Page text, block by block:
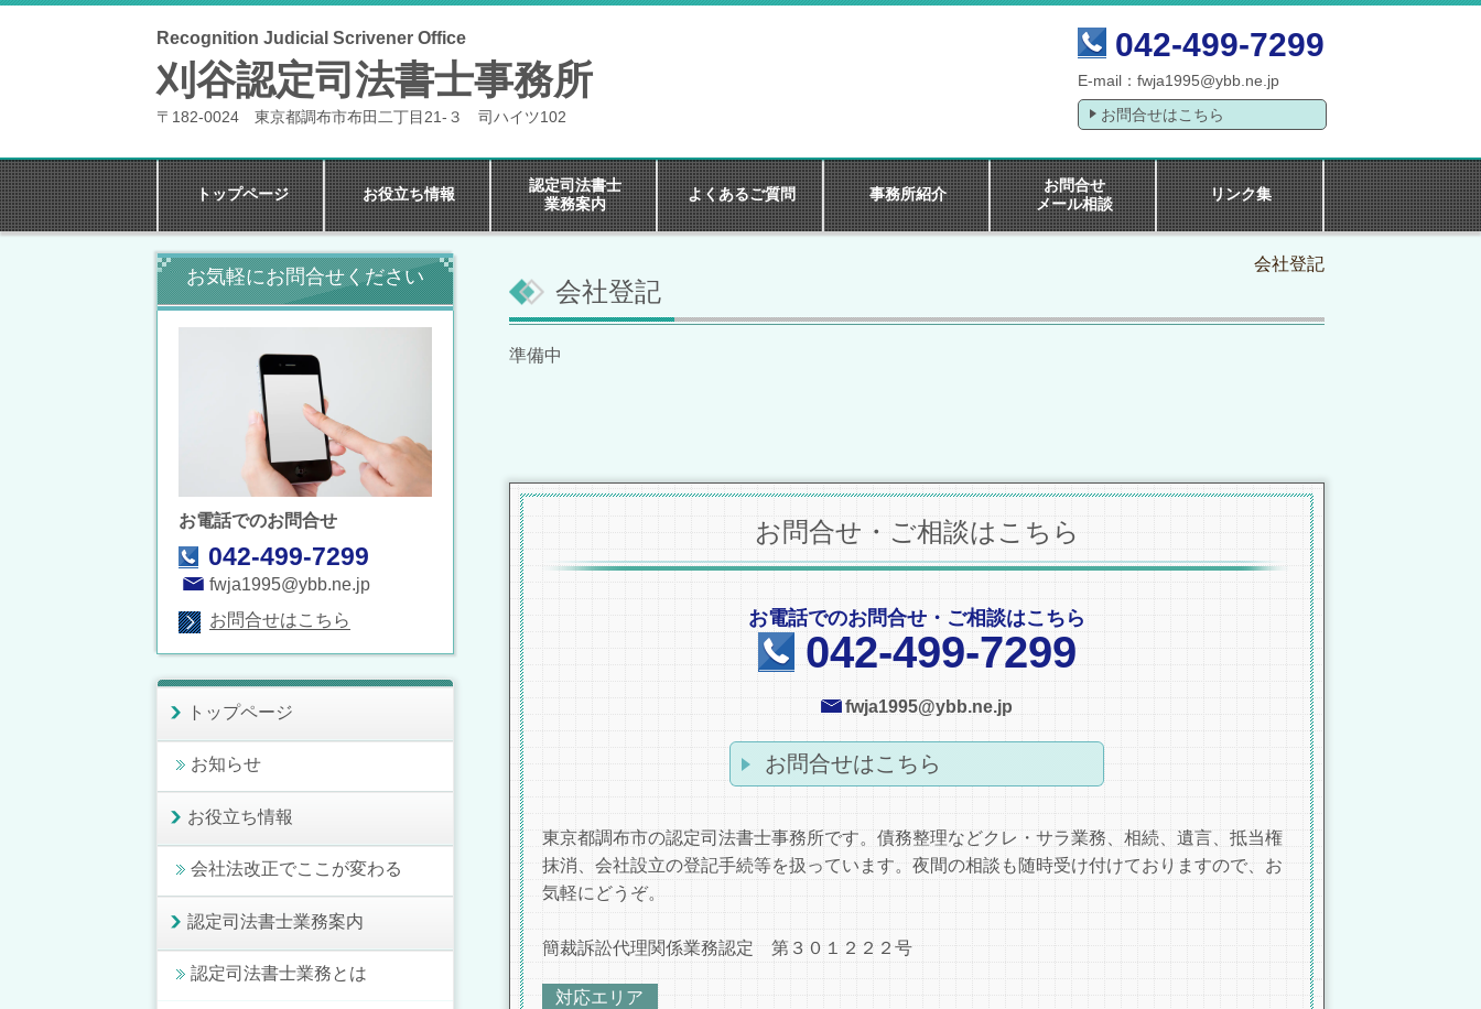
Recognition Judicial Scrivener Office
刈谷認定司法書士事務所
〒182-0024 東京都調布市布田二丁目21-３ 司ハイツ102
042-499-7299
E-mail： fwja1995@ybb.ne.jp
お問合せはこちら
トップページ お役立ち情報
認定司法書士
業務案内
よくあるご質問 事務所紹介
お問合せ
メール相談
リンク集
会社登記
会社登記
準備中
お問合せ・ご相談はこちら
お電話でのお問合せ・ご相談はこちら
042-499-7299
fwja1995@ybb.ne.jp
お問合せはこちら
東京都調布市の認定司法書士事務所です。債務整理などクレ・サラ業務、相続、遺言、抵当権
抹消、会社設立の登記手続等を扱っています。夜間の相談も随時受け付けておりますので、お
気軽にどうぞ。
簡裁訴訟代理関係業務認定 第３０１２２２号
対応エリア
お気軽にお問合せください
お電話でのお問合せ
042-499-7299
fwja1995@ybb.ne.jp
お問合せはこちら
トップページ
お知らせ
お役立ち情報
会社法改正でここが変わる
認定司法書士業務案内
認定司法書士業務とは